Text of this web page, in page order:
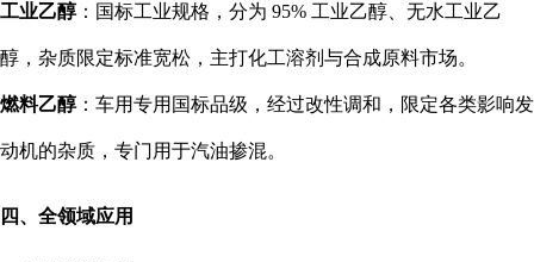
工业乙醇：国标工业规格，分为 95% 工业乙醇、无水工业乙
醇，杂质限定标准宽松，主打化工溶剂与合成原料市场。
燃料乙醇：车用专用国标品级，经过改性调和，限定各类影响发
动机的杂质，专门用于汽油掺混。
四、全领域应用